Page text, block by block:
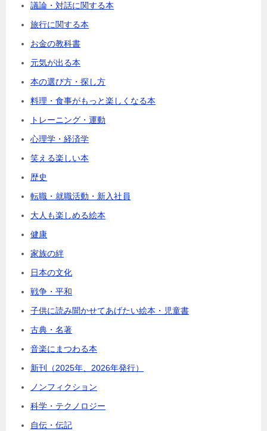
議論・対話に関する本
旅行に関する本
お金の教科書
元気が出る本
本の選び方・探し方
料理・食事がもっと楽しくなる本
トレーニング・運動
心理学・経済学
笑える楽しい本
歴史
転職・就職活動・新入社員
大人も楽しめる絵本
健康
家族の絆
日本の文化
戦争・平和
子供に読み聞かせてあげたい絵本・児童書
古典・名著
音楽にまつわる本
新刊（2025年、2026年発行）
ノンフィクション
科学・テクノロジー
自伝・伝記